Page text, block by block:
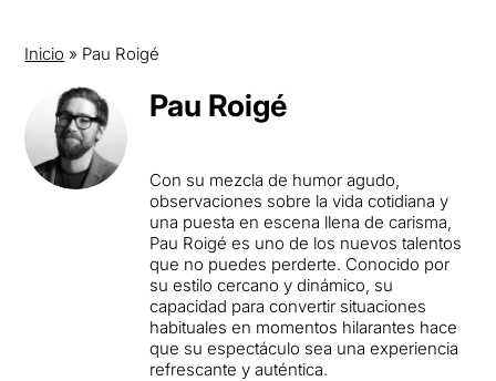
Inicio » Pau Roigé
Pau Roigé
Con su mezcla de humor agudo,
observaciones sobre la vida cotidiana y
una puesta en escena llena de carisma,
Pau Roigé es uno de los nuevos talentos
que no puedes perderte. Conocido por
su estilo cercano y dinámico, su
capacidad para convertir situaciones
habituales en momentos hilarantes hace
que su espectáculo sea una experiencia
refrescante y auténtica.